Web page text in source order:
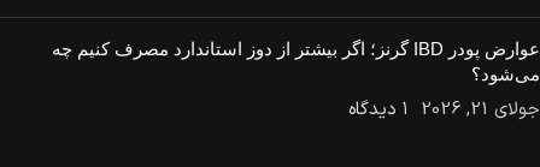
عوارض پودر IBD گرنز؛ اگر بیشتر از دوز استاندارد مصرف کنیم چه
می‌شود؟
جولای 21, 2026 ۱ دیدگاه